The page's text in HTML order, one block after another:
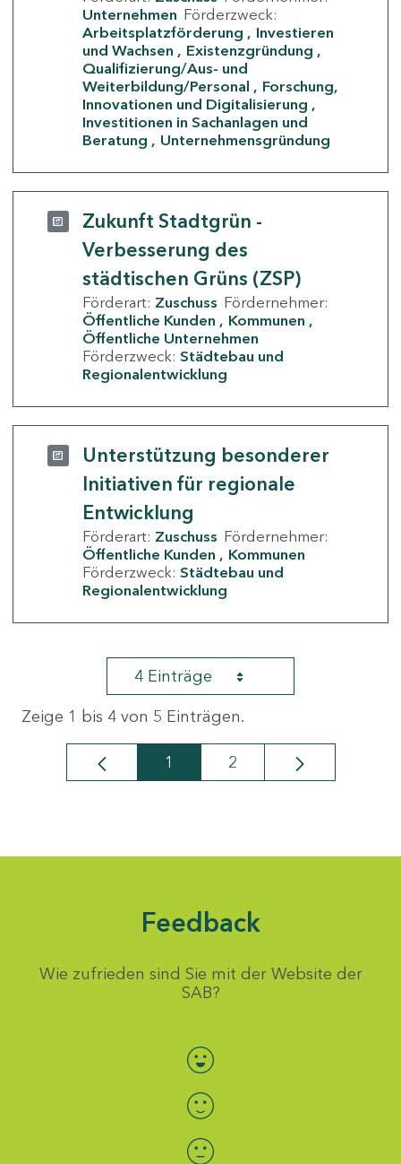
Unternehmen Förderzweck:
Arbeitsplatzförderung
Investieren
und Wachsen
Existenzgründung
Qualifizierung/Aus- und
Weiterbildung/Personal
Forschung,
Innovationen und Digitalisierung
Investitionen in Sachanlagen und
Beratung
Unternehmensgründung
Zukunft Stadtgrün -
Verbesserung des
städtischen Grüns (ZSP)
Förderart: Zuschuss Fördernehmer:
Öffentliche Kunden
Kommunen
Öffentliche Unternehmen
Förderzweck: Städtebau und
Regionalentwicklung
Unterstützung besonderer
Initiativen für regionale
Entwicklung
Förderart: Zuschuss Fördernehmer:
Öffentliche Kunden
Kommunen
Förderzweck: Städtebau und
Regionalentwicklung
4 Einträge
Zeige 1 bis 4 von 5 Einträgen.
Seite
1 Seite
2
Feedback
Wie zufrieden sind Sie mit der Website der
SAB?
Bewertung auswählen